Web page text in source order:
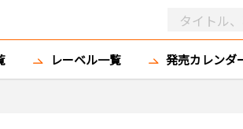
レーベル一覧 発売カレンダ